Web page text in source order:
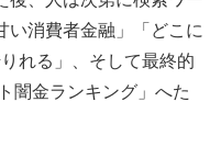
い消費者金融」「どこに
れる」、そして最終的
闇金ランキング」へた